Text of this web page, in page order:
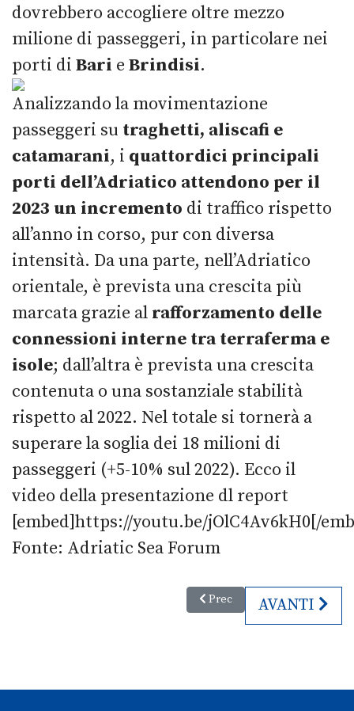
dovrebbero accogliere oltre mezzo
milione di passeggeri, in particolare nei
porti di Bari e Brindisi.
Analizzando la movimentazione
passeggeri su traghetti, aliscafi e
catamarani, i quattordici principali
porti dell’Adriatico attendono per il
2023 un incremento di traffico rispetto
all’anno in corso, pur con diversa
intensità. Da una parte, nell’Adriatico
orientale, è prevista una crescita più
marcata grazie al rafforzamento delle
connessioni interne tra terraferma e
isole; dall’altra è prevista una crescita
contenuta o una sostanziale stabilità
rispetto al 2022. Nel totale si tornerà a
superare la soglia dei 18 milioni di
passeggeri (+5-10% sul 2022). Ecco il
video della presentazione dl report
[embed]https://youtu.be/jOlC4Av6kH0[/
Fonte: Adriatic Sea Forum
Articolo precedente:
Prec ARTICOLO
AVANTI